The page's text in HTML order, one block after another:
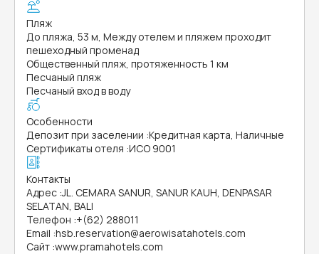
Пляж
До пляжа, 53 м, Между отелем и пляжем проходит
пешеходный променад
Общественный пляж, протяженность 1 км
Песчаный пляж
Песчаный вход в воду
Особенности
Депозит при заселении :Кредитная карта, Наличные
Сертификаты отеля :ИСО 9001
Контакты
Адрес :JL. CEMARA SANUR, SANUR KAUH, DENPASAR
SELATAN, BALI
Телефон :+(62) 288011
Email :hsb.reservation@aerowisatahotels.com
Сайт :www.pramahotels.com